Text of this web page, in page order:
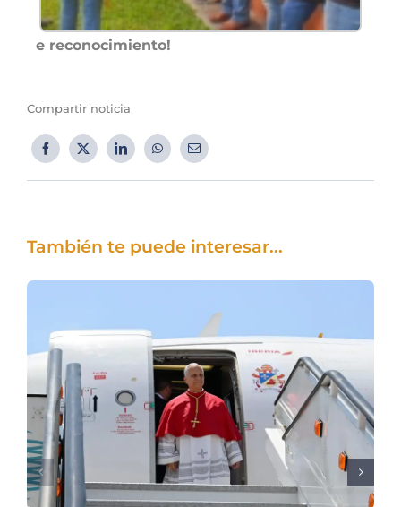
e reconocimiento!
Compartir noticia
También te puede interesar...